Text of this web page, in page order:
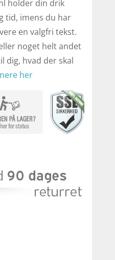
holder din drik
tid, imens du har
en valgfri tekst.
noget helt andet
dig, hvad der skal
her